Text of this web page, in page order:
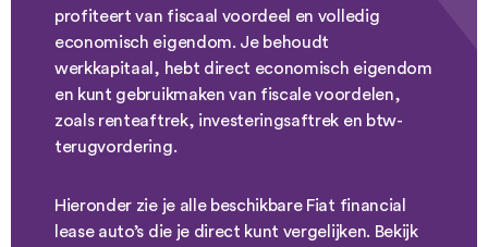
profiteert van fiscaal voordeel en volledig
economisch eigendom. Je behoudt
werkkapitaal, hebt direct economisch eigendom
en kunt gebruikmaken van fiscale voordelen,
zoals renteaftrek, investeringsaftrek en btw-
terugvordering.
Hieronder zie je alle beschikbare Fiat financial
lease auto’s die je direct kunt vergelijken. Bekijk